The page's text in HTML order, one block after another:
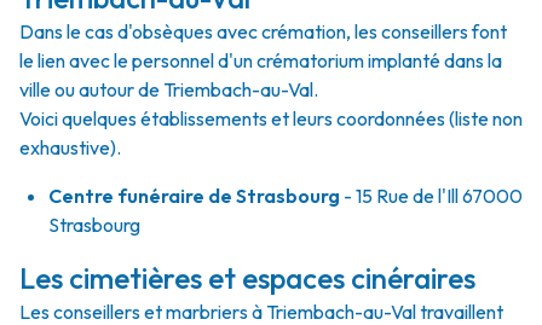
Dans le cas d'obsèques avec crémation, les conseillers font
le lien avec le personnel d'un crématorium implanté dans la
ville ou autour de Triembach-au-Val.
Voici quelques établissements et leurs coordonnées (liste non
exhaustive).
Centre funéraire de Strasbourg - 15 Rue de l'Ill 67000
Strasbourg
Les cimetières et espaces cinéraires
Les conseillers et marbriers à Triembach-au-Val travaillent